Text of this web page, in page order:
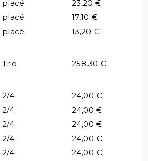
placé
23,20 €
placé
17,10 €
placé
13,20 €
Trio
258,30 €
2/4
24,00 €
2/4
24,00 €
2/4
24,00 €
2/4
24,00 €
2/4
24,00 €